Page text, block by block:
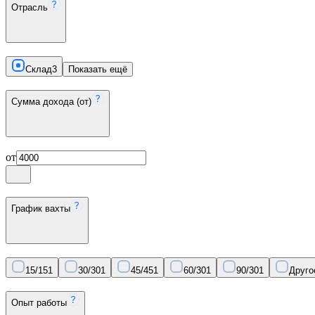
Отрасль
Склад3 Показать ещё
Сумма дохода (от)
от
График вахты
15/151 30/301 45/451 60/301 90/301
Опыт работы